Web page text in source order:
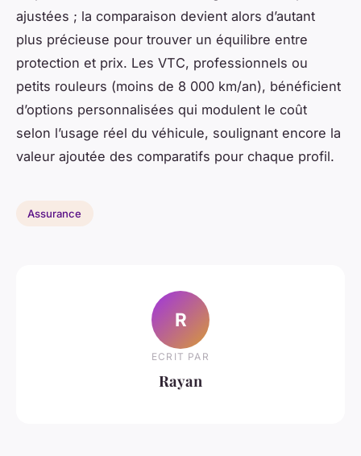
ajustées ; la comparaison devient alors d’autant
plus précieuse pour trouver un équilibre entre
protection et prix. Les VTC, professionnels ou
petits rouleurs (moins de 8 000 km/an), bénéficient
d’options personnalisées qui modulent le coût
selon l’usage réel du véhicule, soulignant encore la
valeur ajoutée des comparatifs pour chaque profil.
Assurance
R
ECRIT PAR
Rayan